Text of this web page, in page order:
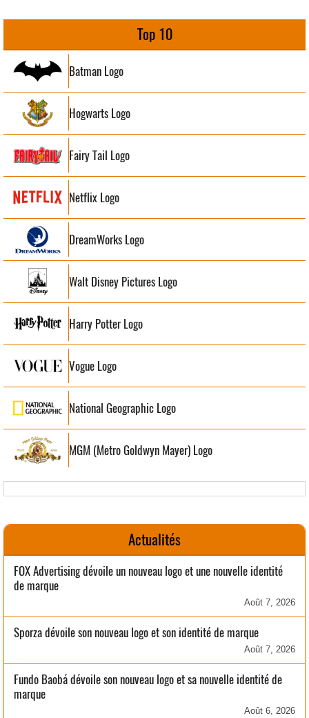
Top 10
Batman Logo
Hogwarts Logo
Fairy Tail Logo
Netflix Logo
DreamWorks Logo
Walt Disney Pictures Logo
Harry Potter Logo
Vogue Logo
National Geographic Logo
MGM (Metro Goldwyn Mayer) Logo
Actualités
FOX Advertising dévoile un nouveau logo et une nouvelle identité
de marque
Août 7, 2026
Sporza dévoile son nouveau logo et son identité de marque
Août 7, 2026
Fundo Baobá dévoile son nouveau logo et sa nouvelle identité de
marque
Août 6, 2026